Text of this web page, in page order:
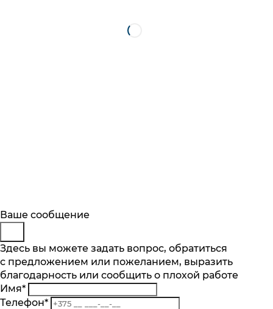
Описание
Отзывы
Основные характеристики
Мощность Вт.
1000
Количество насадок шт.
Будьте в курсе
Подпишитесь на последние обновления
и узнавайте о новинках и специальных
предложениях первыми
Подписаться
Заказ обратного звонка
Представьтесь
Телефон*
Комментарий
Ваше сообщение
Здесь вы можете задать вопрос, обратиться
с предложением или пожеланием, выразить
благодарность или сообщить о плохой работе
Имя*
Телефон*